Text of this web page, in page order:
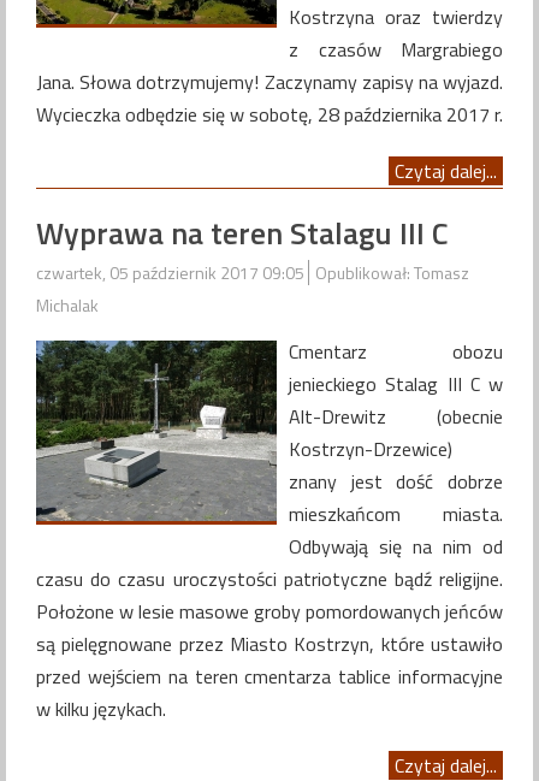
Kostrzyna oraz twierdzy
z czasów Margrabiego
Jana. Słowa dotrzymujemy! Zaczynamy zapisy na wyjazd.
Wycieczka odbędzie się w sobotę, 28 października 2017 r.
Czytaj dalej...
Wyprawa na teren Stalagu III C
czwartek, 05 październik 2017 09:05 Opublikował: Tomasz
Michalak
Cmentarz obozu
jenieckiego Stalag III C w
Alt-Drewitz (obecnie
Kostrzyn-Drzewice)
znany jest dość dobrze
mieszkańcom miasta.
Odbywają się na nim od
czasu do czasu uroczystości patriotyczne bądź religijne.
Położone w lesie masowe groby pomordowanych jeńców
są pielęgnowane przez Miasto Kostrzyn, które ustawiło
przed wejściem na teren cmentarza tablice informacyjne
w kilku językach.
Czytaj dalej...